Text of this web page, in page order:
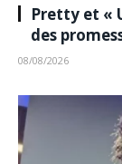
Pretty et «
des
08/08/2026